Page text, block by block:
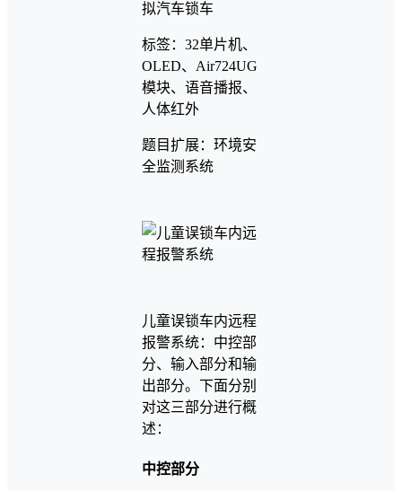
拟汽车锁车
标签：32单片机、
OLED、Air724UG
模块、语音播报、
人体红外
题目扩展：环境安
全监测系统
儿童误锁车内远程
报警系统：中控部
分、输入部分和输
出部分。下面分别
对这三部分进行概
述：
中控部分